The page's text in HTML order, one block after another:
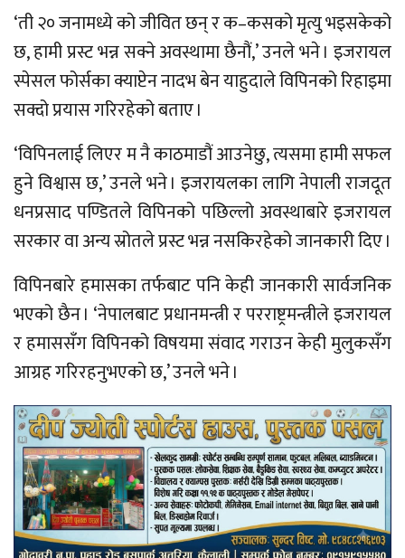
‘ती २० जनामध्ये को जीवित छन् र क–कसको मृत्यु भइसकेको
छ, हामी प्रस्ट भन्न सक्ने अवस्थामा छैनौं,’ उनले भने । इजरायल
स्पेसल फोर्सका क्याप्टेन नादभ बेन याहुदाले विपिनको रिहाइमा
सक्दो प्रयास गरिरहेको बताए ।
‘विपिनलाई लिएर म नै काठमाडौं आउनेछु, त्यसमा हामी सफल
हुने विश्वास छ,’ उनले भने । इजरायलका लागि नेपाली राजदूत
धनप्रसाद पण्डितले विपिनको पछिल्लो अवस्थाबारे इजरायल
सरकार वा अन्य स्रोतले प्रस्ट भन्न नसकिरहेको जानकारी दिए ।
विपिनबारे हमासका तर्फबाट पनि केही जानकारी सार्वजनिक
भएको छैन । ‘नेपालबाट प्रधानमन्त्री र परराष्ट्रमन्त्रीले इजरायल
र हमाससँग विपिनको विषयमा संवाद गराउन केही मुलुकसँग
आग्रह गरिरहनुभएको छ,’ उनले भने ।